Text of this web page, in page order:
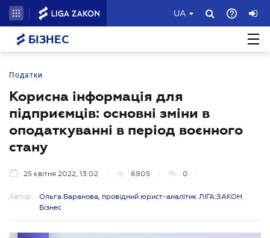
UA
БІЗНЕС
Податки
Корисна інформація для
підприємців: основні зміни в
оподаткуванні в період воєнного
стану
25 квітня 2022, 13:02 6905 0
Автор:
Ольга Баранова, провідний юрист-аналітик ЛІГА:ЗАКОН
Бізнес